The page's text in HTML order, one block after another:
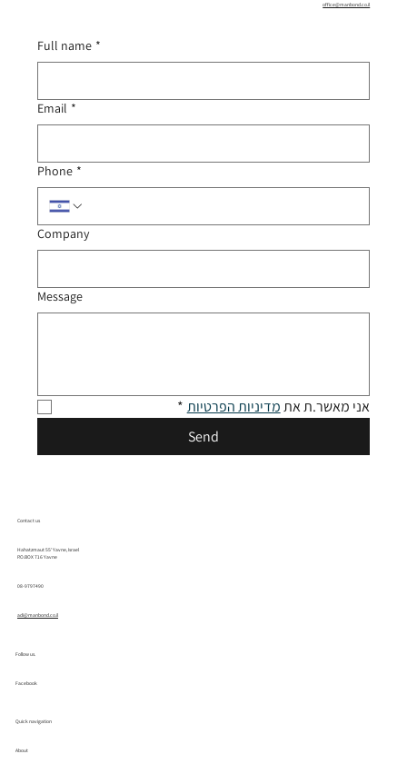
Full name *
Email *
Phone *
Company
Message
אני מאשר.ת את מדיניות הפרטיות *
Send
office@manbond.co.il
Contact us
Hahatzmaut 55' Yavne, Israel
P.O.BOX 716 Yavne
08-9797490
adi@manbond.co.il
Quick navigation
About
Follow us.
Facebook